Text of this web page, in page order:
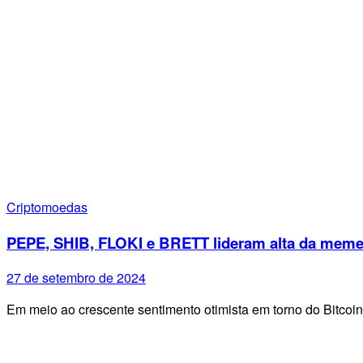
Criptomoedas
PEPE, SHIB, FLOKI e BRETT lideram alta da
27 de setembro de 2024
Em meio ao crescente sentimento otimista em torno do